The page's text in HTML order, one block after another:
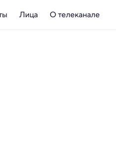
Лица О телеканале